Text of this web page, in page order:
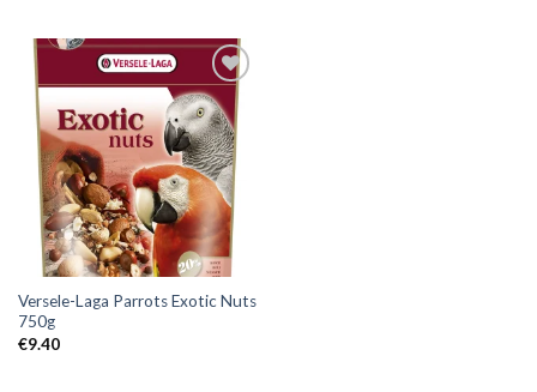
Versele-Laga Parrots Exotic Nuts
750g
€9.40